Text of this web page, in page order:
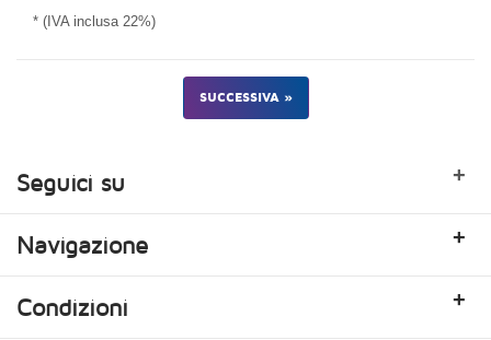
* (IVA inclusa 22%)
SUCCESSIVA »
Seguici su +
Navigazione +
Condizioni +